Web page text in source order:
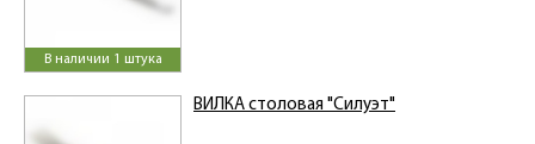
В наличии 1 штука
ВИЛКА столовая "Силуэт"